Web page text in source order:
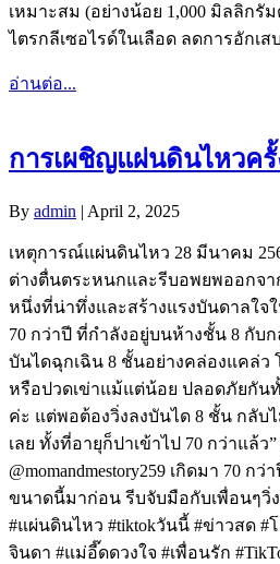
เหมาะสม (อย่างน้อย 1,000 มิลลิกรั
ไตรกลีเซอไรด์ในเลือด ลดการอักเ
อ่านต่อ...
การเผชิญแผ่นดินไหวค
By admin | April 2, 2025
เหตุการณ์แผ่นดินไหว 28 มีนาคม
ต่างตื่นตระหนกและรีบอพยพออกจา
หนึ่งที่น่าทึ่งและสร้างแรงบันดาลใ
70 กว่าปี ที่กำลังอยู่บนห้างชั้น 8 กับ
บันไดฉุกเฉิน 8 ชั้นอย่างคล่องแคล่ว
หรือปวดเข่าแม้แต่น้อย ปลอดภัยกัน
ค่ะ แต่พอต้องวิ่งลงบันได 8 ชั้น กลับ
เลย ทั้งที่อายุก็ปาเข้าไป 70 กว่าแล้
@momandmestory259 เกิดมา 70 ก
ขนาดนี้มาก่อน รีบจับมือกับเพื่อนๆวิ่
#แผ่นดินไหว #tiktokวันนี้ #ข่าวสด #
จินดา #แม่อี๊ดดวงใจ #เพื่อนรัก